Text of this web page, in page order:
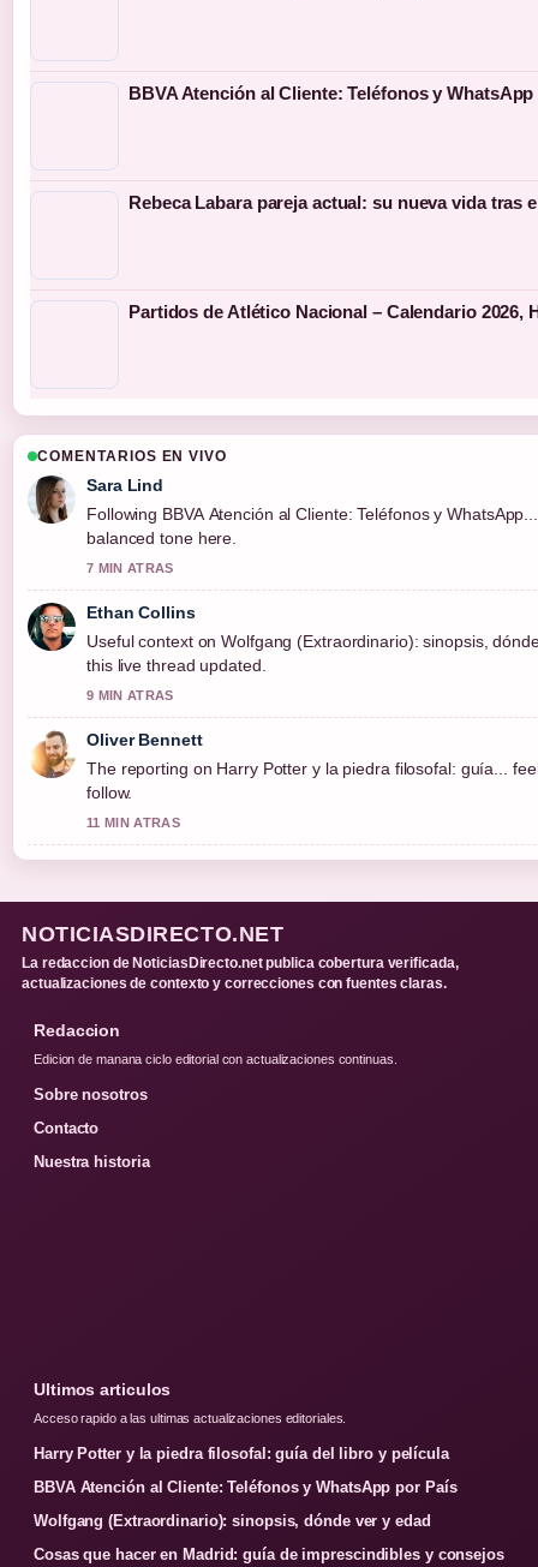
BBVA Atención al Cliente: Teléfonos y
Rebeca Labara pareja actual: su nueva vida tras
Partidos de Atlético Nacional – Calendario 2026,
COMENTARIOS EN VIVO
Sara Lind
Following BBVA Atención al Cliente: Teléfonos y
balanced tone here.
7 MIN ATRAS
Ethan Collins
Useful context on Wolfgang (Extraordinario): sinopsis,
this live thread updated.
9 MIN ATRAS
Oliver Bennett
The reporting on Harry Potter y la piedra filosofal: guía...
follow.
11 MIN ATRAS
NOTICIASDIRECTO.NET
La redaccion de NoticiasDirecto.net publica cobertura verificada,
actualizaciones de contexto y correcciones con fuentes claras.
Redaccion
Edicion de manana ciclo editorial con actualizaciones continuas.
Sobre nosotros
Contacto
Nuestra historia
Ultimos articulos
Acceso rapido a las ultimas actualizaciones editoriales.
Harry Potter y la piedra filosofal: guía del libro y película
BBVA Atención al Cliente: Teléfonos y WhatsApp por País
Wolfgang (Extraordinario): sinopsis, dónde ver y edad
Cosas que hacer en Madrid: guía de imprescindibles y consejos